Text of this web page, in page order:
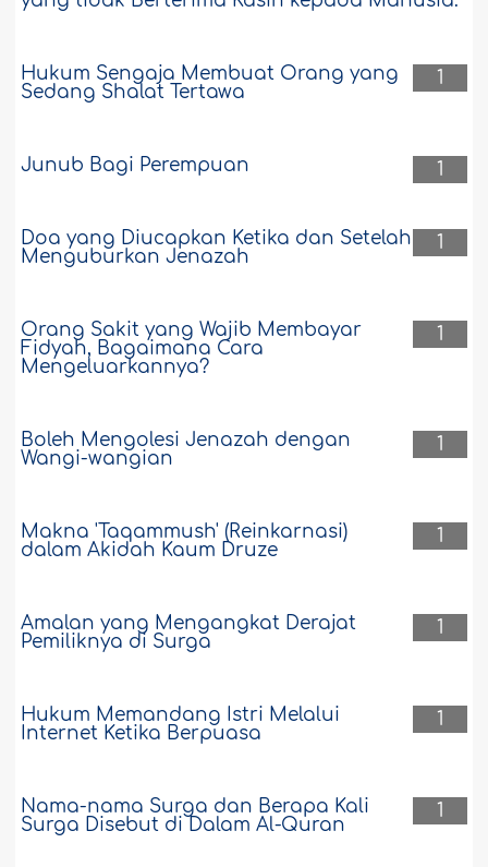
1
Hukum Sengaja Membuat Orang yang
Sedang Shalat Tertawa
1
Junub Bagi Perempuan
1
Doa yang Diucapkan Ketika dan Setelah
Menguburkan Jenazah
1
Orang Sakit yang Wajib Membayar
Fidyah, Bagaimana Cara
Mengeluarkannya?
1
Boleh Mengolesi Jenazah dengan
Wangi-wangian
1
Makna 'Taqammush' (Reinkarnasi)
dalam Akidah Kaum Druze
1
Amalan yang Mengangkat Derajat
Pemiliknya di Surga
1
Hukum Memandang Istri Melalui
Internet Ketika Berpuasa
1
Nama-nama Surga dan Berapa Kali
Surga Disebut di Dalam Al-Quran